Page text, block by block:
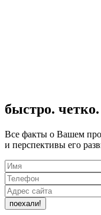
быстро.
Все факты о Вашем
и перспективы его
поехали!